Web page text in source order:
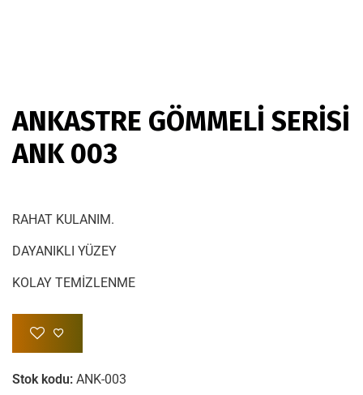
ANKASTRE GÖMMELİ SERİSİ
ANK 003
RAHAT KULANIM.
DAYANIKLI YÜZEY
KOLAY TEMİZLENME
Stok kodu: ANK-003